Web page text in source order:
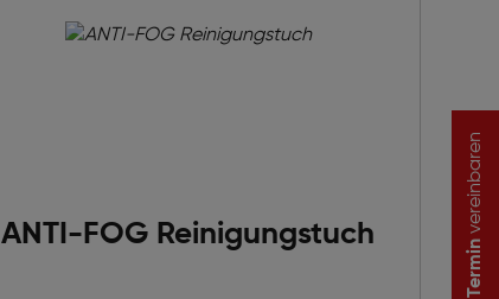
ANTI-FOG Reinigungstuch
Termin
vereinbaren